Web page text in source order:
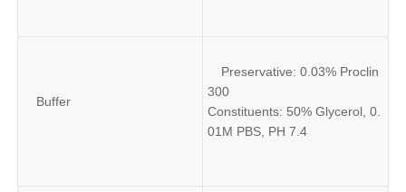
Buffer
Preservative: 0.03% Proclin
300
Constituents: 50% Glycerol, 0.
01M PBS, PH 7.4